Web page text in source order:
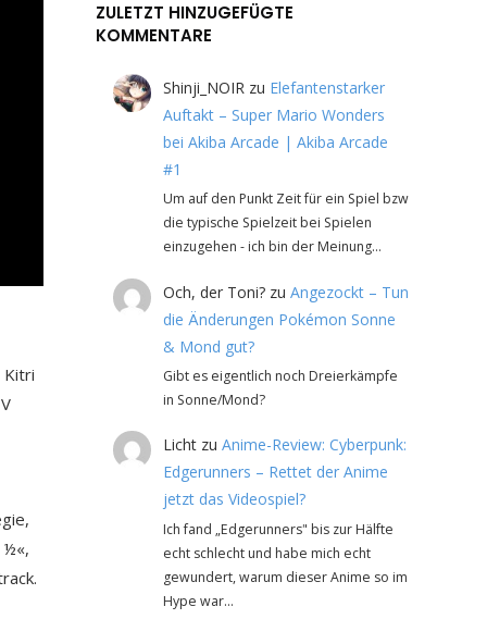
Kitri
½«,
ZULETZT HINZUGEFÜGTE
KOMMENTARE
Shinji_NOIRzu Elefantenstarker
Auftakt – Super Mario Wonders
bei Akiba Arcade | Akiba Arcade
#1
Um auf den Punkt Zeit für ein Spiel bzw
die typische Spielzeit bei Spielen
einzugehen - ich bin der Meinung…
Och, der Toni?zu Angezockt – Tun
die Änderungen Pokémon Sonne
& Mond gut?
Gibt es eigentlich noch Dreierkämpfe
in Sonne/Mond?
Lichtzu Anime-Review: Cyberpunk:
Edgerunners – Rettet der Anime
jetzt das Videospiel?
Ich fand „Edgerunners" bis zur Hälfte
echt schlecht und habe mich echt
gewundert, warum dieser Anime so im
Hype war…